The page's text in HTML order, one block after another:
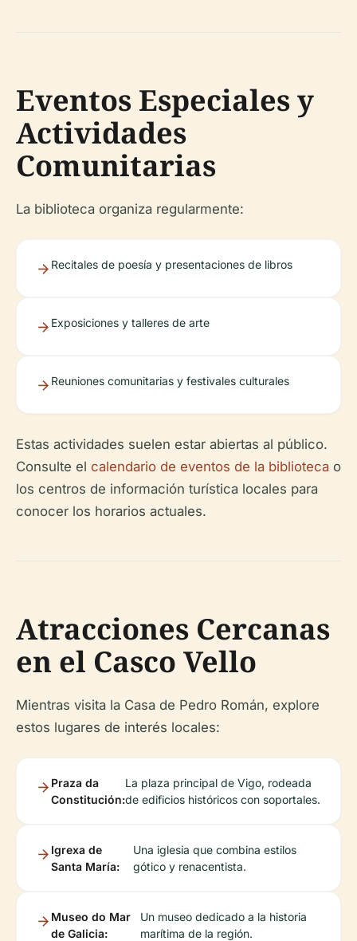
Eventos Especiales y
Actividades
Comunitarias
La biblioteca organiza regularmente:
Recitales de poesía y presentaciones de libros
Exposiciones y talleres de arte
Reuniones comunitarias y festivales culturales
Estas actividades suelen estar abiertas al público.
Consulte el calendario de eventos de la biblioteca o
los centros de información turística locales para
conocer los horarios actuales.
Atracciones Cercanas
en el Casco Vello
Mientras visita la Casa de Pedro Román, explore
estos lugares de interés locales:
Praza da
Constitución:
La plaza principal de Vigo, rodeada
de edificios históricos con soportales.
Igrexa de
Santa María:
Una iglesia que combina estilos
gótico y renacentista.
Museo do Mar
de Galicia:
Un museo dedicado a la historia
marítima de la región.